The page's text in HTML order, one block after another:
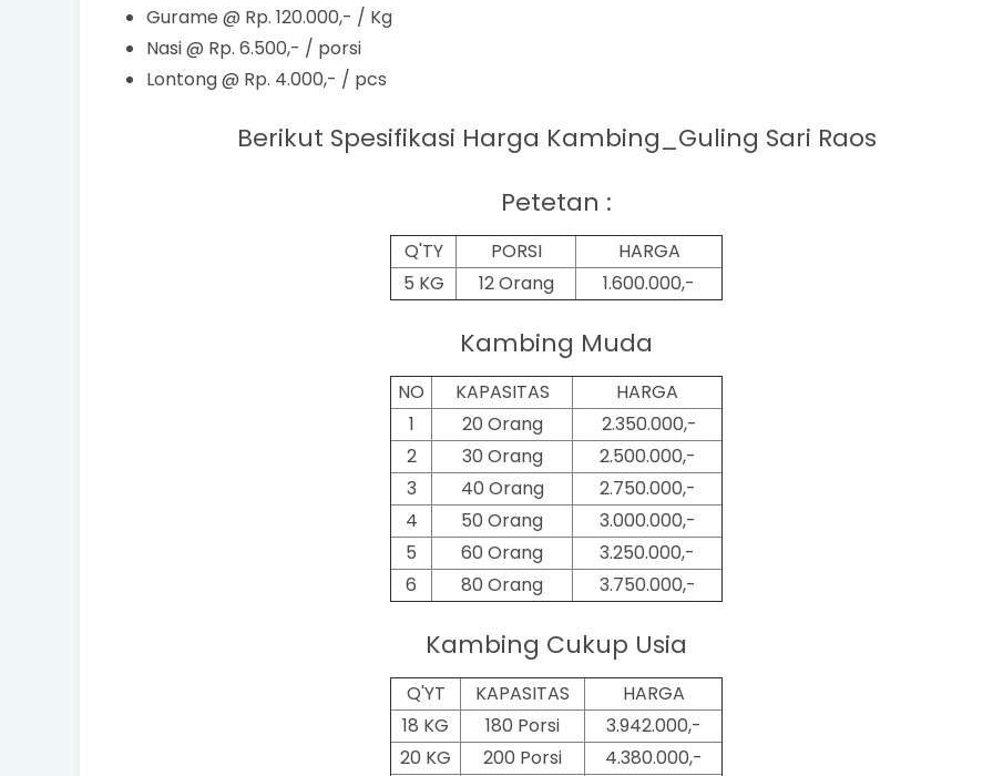
Gurame @ Rp. 120.000,- / Kg
Nasi @ Rp. 6.500,- / porsi
Lontong @ Rp. 4.000,- / pcs
Berikut Spesifikasi Harga Kambing_Guling Sari Raos
Petetan :
Q'TY PORSI
HARGA
5 KG
12 Orang 1.600.000,-
Kambing Muda
NO KAPASITAS
HARGA
1
20 Orang
2.350.000,-
2
30 Orang
2.500.000,-
3
40 Orang
2.750.000,-
4
50 Orang
3.000.000,-
5
60 Orang
3.250.000,-
6
80 Orang 3.750.000,-
Kambing Cukup Usia
Q'YT KAPASITAS
HARGA
18 KG
180 Porsi
3.942.000,-
20 KG
200 Porsi
4.380.000,-